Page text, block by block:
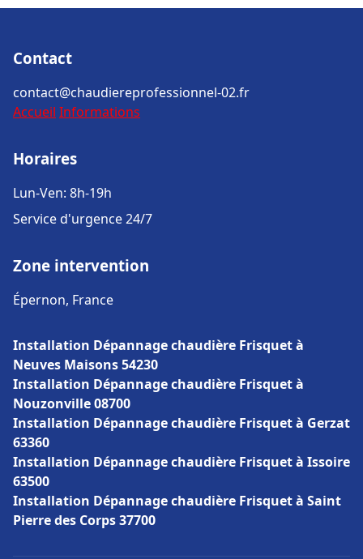
Contact
contact@chaudiereprofessionnel-02.fr
Accueil Informations
Horaires
Lun-Ven: 8h-19h
Service d'urgence 24/7
Zone intervention
Épernon, France
Installation Dépannage chaudière Frisquet à
Neuves Maisons 54230
Installation Dépannage chaudière Frisquet à
Nouzonville 08700
Installation Dépannage chaudière Frisquet à Gerzat
63360
Installation Dépannage chaudière Frisquet à Issoire
63500
Installation Dépannage chaudière Frisquet à Saint
Pierre des Corps 37700